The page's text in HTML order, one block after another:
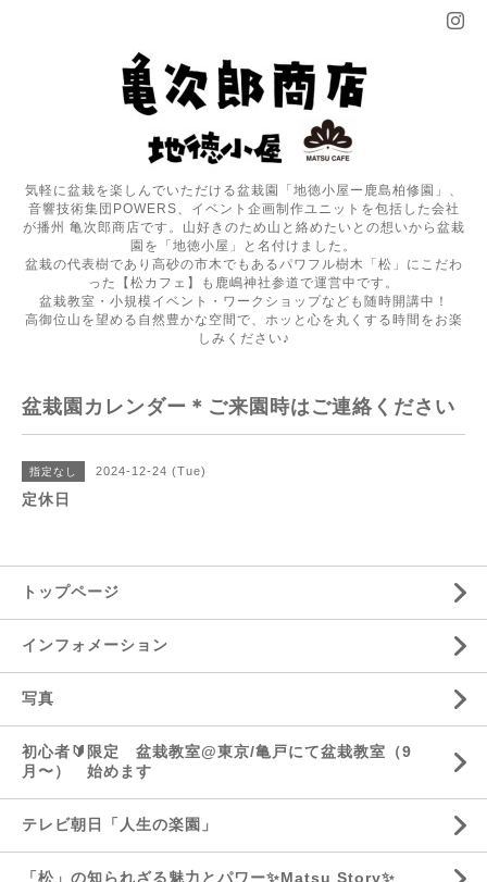
気軽に盆栽を楽しんでいただける盆栽園「地徳小屋ー鹿島柏修園」、
音響技術集団POWERS、イベント企画制作ユニットを包括した会社
が播州 亀次郎商店です。山好きのため山と絡めたいとの想いから盆栽
園を「地徳小屋」と名付けました。
盆栽の代表樹であり高砂の市木でもあるパワフル樹木「松」にこだわ
った【松カフェ】も鹿嶋神社参道で運営中です。
盆栽教室・小規模イベント・ワークショップなども随時開講中！
高御位山を望める自然豊かな空間で、ホッと心を丸くする時間をお楽
しみください♪
盆栽園カレンダー＊ご来園時はご連絡ください
指定なし 2024-12-24 (Tue)
定休日
トップページ
インフォメーション
写真
初心者🔰限定 盆栽教室@東京/亀戸にて盆栽教室（9
月〜） 始めます
テレビ朝日「人生の楽園」
「松」の知られざる魅力とパワー✨Matsu Story✨